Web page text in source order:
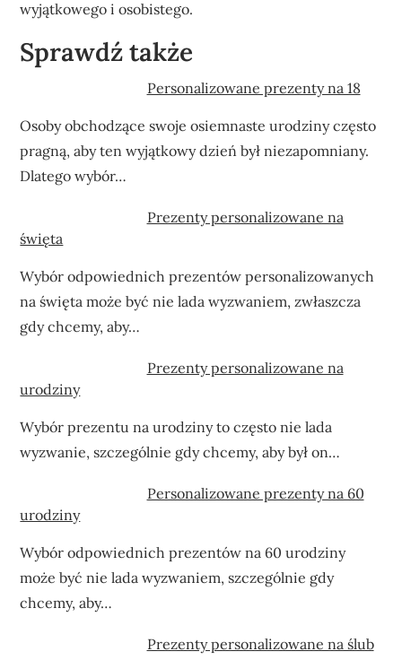
wyjątkowego i osobistego.
Sprawdź także
Personalizowane prezenty na 18
Osoby obchodzące swoje osiemnaste urodziny często
pragną, aby ten wyjątkowy dzień był niezapomniany.
Dlatego wybór…
Prezenty personalizowane na
święta
Wybór odpowiednich prezentów personalizowanych
na święta może być nie lada wyzwaniem, zwłaszcza
gdy chcemy, aby…
Prezenty personalizowane na
urodziny
Wybór prezentu na urodziny to często nie lada
wyzwanie, szczególnie gdy chcemy, aby był on…
Personalizowane prezenty na 60
urodziny
Wybór odpowiednich prezentów na 60 urodziny
może być nie lada wyzwaniem, szczególnie gdy
chcemy, aby…
Prezenty personalizowane na ślub